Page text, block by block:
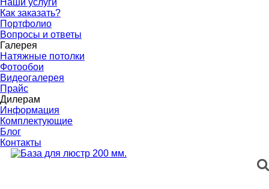
Наши услуги
Как заказать?
Портфолио
Вопросы и ответы
Галерея
Натяжные потолки
Фотообои
Видеогалерея
Прайс
Дилерам
Информация
Комплектующие
Блог
Контакты